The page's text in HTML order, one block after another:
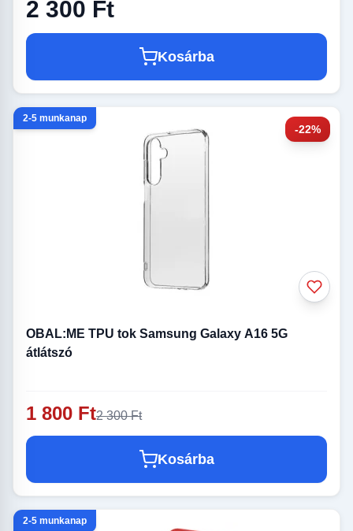
2 300 Ft
Kosárba
-22%
2-5 munkanap
OBAL:ME TPU tok Samsung Galaxy A16 5G
átlátszó
1 800 Ft2 300 Ft
Kosárba
2-5 munkanap